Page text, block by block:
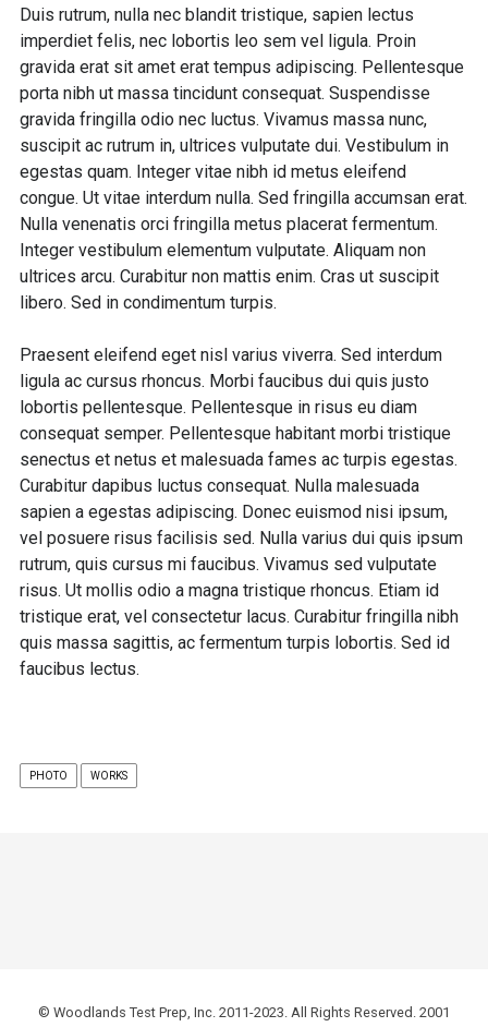
Duis rutrum, nulla nec blandit tristique, sapien lectus
imperdiet felis, nec lobortis leo sem vel ligula. Proin
gravida erat sit amet erat tempus adipiscing. Pellentesque
porta nibh ut massa tincidunt consequat. Suspendisse
gravida fringilla odio nec luctus. Vivamus massa nunc,
suscipit ac rutrum in, ultrices vulputate dui. Vestibulum in
egestas quam. Integer vitae nibh id metus eleifend
congue. Ut vitae interdum nulla. Sed fringilla accumsan erat.
Nulla venenatis orci fringilla metus placerat fermentum.
Integer vestibulum elementum vulputate. Aliquam non
ultrices arcu. Curabitur non mattis enim. Cras ut suscipit
libero. Sed in condimentum turpis.
Praesent eleifend eget nisl varius viverra. Sed interdum
ligula ac cursus rhoncus. Morbi faucibus dui quis justo
lobortis pellentesque. Pellentesque in risus eu diam
consequat semper. Pellentesque habitant morbi tristique
senectus et netus et malesuada fames ac turpis egestas.
Curabitur dapibus luctus consequat. Nulla malesuada
sapien a egestas adipiscing. Donec euismod nisi ipsum,
vel posuere risus facilisis sed. Nulla varius dui quis ipsum
rutrum, quis cursus mi faucibus. Vivamus sed vulputate
risus. Ut mollis odio a magna tristique rhoncus. Etiam id
tristique erat, vel consectetur lacus. Curabitur fringilla nibh
quis massa sagittis, ac fermentum turpis lobortis. Sed id
faucibus lectus.
PHOTO WORKS
© Woodlands Test Prep, Inc. 2011-2023. All Rights Reserved. 2001